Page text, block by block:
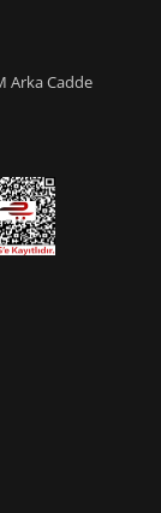
Arka Cadde